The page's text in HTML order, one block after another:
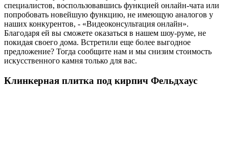
специалистов, воспользовавшись функцией онлайн-чата или
попробовать новейшую функцию, не имеющую аналогов у
наших конкурентов, - «Видеоконсультация онлайн».
Благодаря ей вы сможете оказаться в нашем шоу-руме, не
покидая своего дома. Встретили еще более выгодное
предложение? Тогда сообщите нам и мы снизим стоимость
искусственного камня только для вас.
Клинкерная плитка под кирпич Фельдхаус